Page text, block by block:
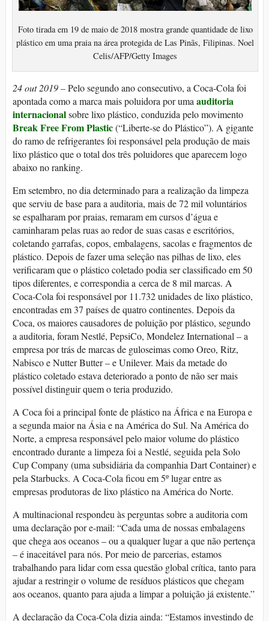
Foto tirada em 19 de maio de 2018 mostra grande quantidade de lixo
plástico em uma praia na área protegida de Las Pinãs, Filipinas. Noel
Celis/AFP/Getty Images
24 out 2019 –Pelo segundo ano consecutivo, a Coca-Cola foi
apontada como a marca mais poluidora por uma auditoria
internacionalsobre lixo plástico, conduzida pelo movimento
Break Free From Plastic(“Liberte-se do Plástico”). A gigante
do ramo de refrigerantes foi responsável pela produção de mais
lixo plástico que o total dos três poluidores que aparecem logo
abaixo no ranking.
Em setembro, no dia determinado para a realização da limpeza
que serviu de base para a auditoria, mais de 72 mil voluntários
se espalharam por praias, remaram em cursos d’água e
caminharam pelas ruas ao redor de suas casas e escritórios,
coletando garrafas, copos, embalagens, sacolas e fragmentos de
plástico. Depois de fazer uma seleção nas pilhas de lixo, eles
verificaram que o plástico coletado podia ser classificado em 50
tipos diferentes, e correspondia a cerca de 8 mil marcas. A
Coca-Cola foi responsável por 11.732 unidades de lixo plástico,
encontradas em 37 países de quatro continentes. Depois da
Coca, os maiores causadores de poluição por plástico, segundo
a auditoria, foram Nestlé, PepsiCo, Mondelez International – a
empresa por trás de marcas de guloseimas como Oreo, Ritz,
Nabisco e Nutter Butter – e Unilever. Mais da metade do
plástico coletado estava deteriorado a ponto de não ser mais
possível distinguir quem o teria produzido.
A Coca foi a principal fonte de plástico na África e na Europa e
a segunda maior na Ásia e na América do Sul. Na América do
Norte, a empresa responsável pelo maior volume do plástico
encontrado durante a limpeza foi a Nestlé, seguida pela Solo
Cup Company (uma subsidiária da companhia Dart Container) e
pela Starbucks. A Coca-Cola ficou em 5º lugar entre as
empresas produtoras de lixo plástico na América do Norte.
A multinacional respondeu às perguntas sobre a auditoria com
uma declaração por e-mail: “Cada uma de nossas embalagens
que chega aos oceanos – ou a qualquer lugar a que não pertença
– é inaceitável para nós. Por meio de parcerias, estamos
trabalhando para lidar com essa questão global crítica, tanto para
ajudar a restringir o volume de resíduos plásticos que chegam
aos oceanos, quanto para ajuda a limpar a poluição já existente.”
A declaração da Coca-Cola dizia ainda: “Estamos investindo de